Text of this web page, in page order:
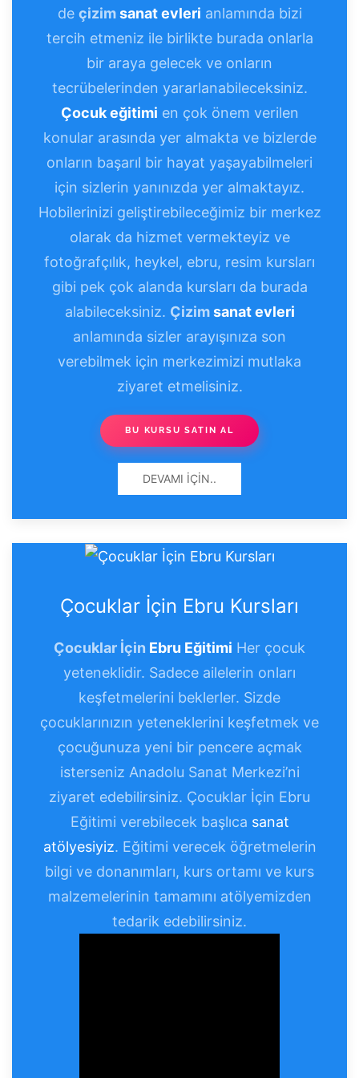
de çizimsanat evleri anlamında bizi
tercih etmeniz ile birlikte burada onlarla
bir araya gelecek ve onların
tecrübelerinden yararlanabileceksiniz.
Çocuk eğitimi en çok önem verilen
konular arasında yer almakta ve bizlerde
onların başarıl bir hayat yaşayabilmeleri
için sizlerin yanınızda yer almaktayız.
Hobilerinizi geliştirebileceğimiz bir merkez
olarak da hizmet vermekteyiz ve
fotoğrafçılık, heykel, ebru, resim kursları
gibi pek çok alanda kursları da burada
alabileceksiniz. Çizimsanat evleri
anlamında sizler arayışınıza son
verebilmek için merkezimizi mutlaka
ziyaret etmelisiniz.
BU KURSU SATIN AL
DEVAMI İÇIN..
Çocuklar İçin Ebru Kursları
Çocuklar İçin Ebru Eğitimi Her çocuk
yeteneklidir. Sadece ailelerin onları
keşfetmelerini beklerler. Sizde
çocuklarınızın yeteneklerini keşfetmek ve
çocuğunuza yeni bir pencere açmak
isterseniz Anadolu Sanat Merkezi’ni
ziyaret edebilirsiniz. Çocuklar İçin Ebru
Eğitimi verebilecek başlıca sanat
atölyesiyiz. Eğitimi verecek öğretmelerin
bilgi ve donanımları, kurs ortamı ve kurs
malzemelerinin tamamını atölyemizden
tedarik edebilirsiniz.